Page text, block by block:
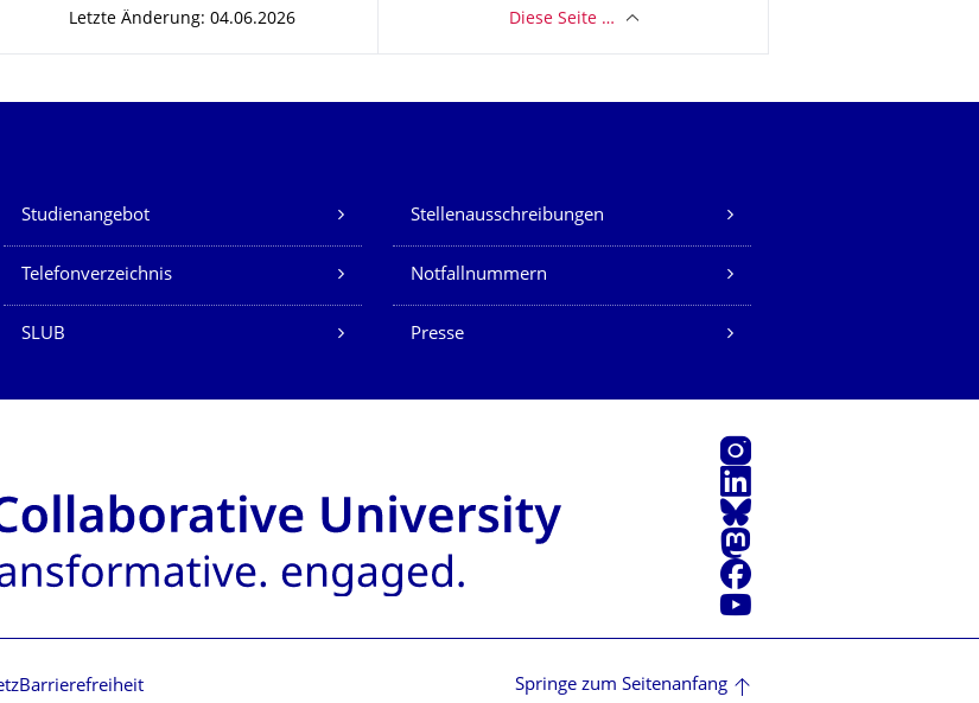
Letzte Änderung: 04.06.2026 Diese Seite …
Unsere Dienste
Studienangebot Stellenausschreibungen
Telefonverzeichnis Notfallnummern
SLUB Presse
Instagram
LinkedIn
Bluesky
Mastodon
Facebook
Youtube
Barrierefreiheit Springe zum Seitenanfang